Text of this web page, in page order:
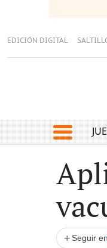
EDICIÓN DIGITAL
+ Seguir en